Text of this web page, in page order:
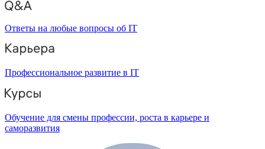
Ответы на любые вопросы об IT
Профессиональное развитие в IT
Обучение для смены профессии, роста в карьере и
саморазвития